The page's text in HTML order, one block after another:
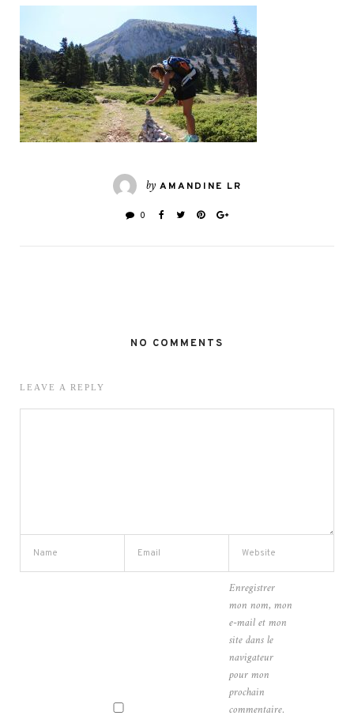
by AMANDINE LR
0
NO COMMENTS
LEAVE A REPLY
Enregistrer
mon nom, mon
e-mail et mon
site dans le
navigateur
pour mon
prochain
commentaire.